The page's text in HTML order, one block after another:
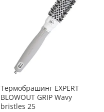
Термобрашинг EXPERT
BLOWOUT GRIP Wavy
bristles 25